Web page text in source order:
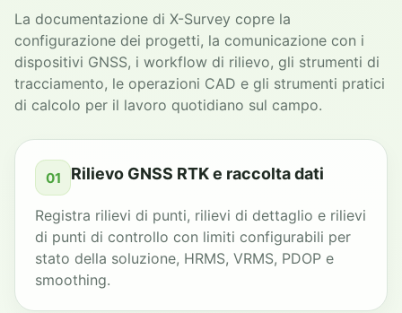
La documentazione di X-Survey copre la
configurazione dei progetti, la comunicazione con i
dispositivi GNSS, i workflow di rilievo, gli strumenti di
tracciamento, le operazioni CAD e gli strumenti pratici
di calcolo per il lavoro quotidiano sul campo.
01 Rilievo GNSS RTK e raccolta dati
Registra rilievi di punti, rilievi di dettaglio e rilievi
di punti di controllo con limiti configurabili per
stato della soluzione, HRMS, VRMS, PDOP e
smoothing.